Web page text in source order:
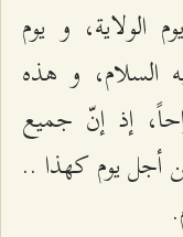
الولاية، و يوم
السلام، و هذه
إذ إنّ جميع
أجل يوم كهذا ..